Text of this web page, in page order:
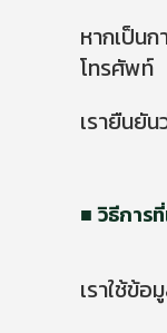
©
หากเป็น
โทรศัพท์
เรายืนยั
วิธีการ
เราใช้ข้